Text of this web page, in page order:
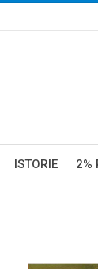
ISTORIE 2%